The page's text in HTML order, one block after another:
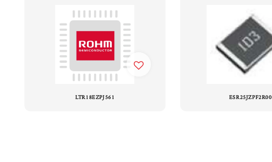
LTR18EZPJ561 ESR25JZPF2R00